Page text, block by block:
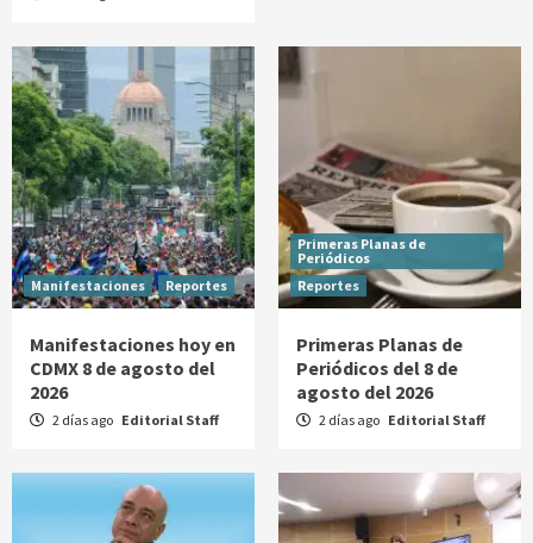
Manifestaciones Reportes
Manifestaciones hoy en
CDMX 8 de agosto del
2026
2 días ago Editorial Staff
Primeras Planas de
Periódicos
Reportes
Primeras Planas de
Periódicos del 8 de
agosto del 2026
2 días ago Editorial Staff